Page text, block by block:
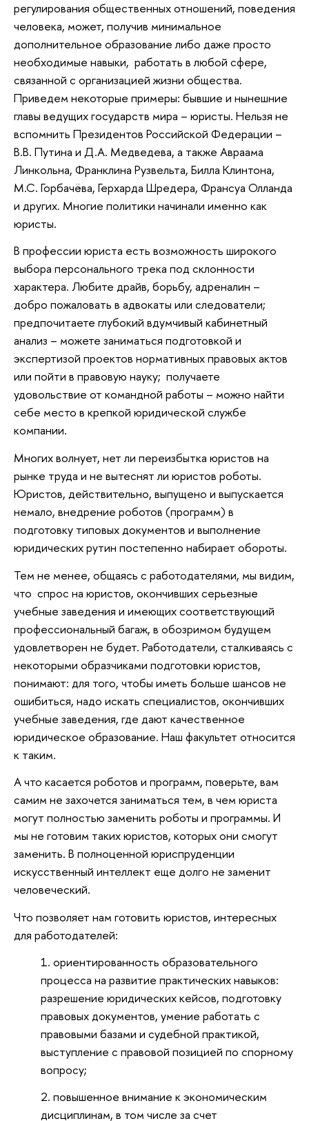
регулирования общественных отношений, поведения
человека, может, получив минимальное
дополнительное образование либо даже просто
необходимые навыки, работать в любой сфере,
связанной с организацией жизни общества.
Приведем некоторые примеры: бывшие и нынешние
главы ведущих государств мира – юристы. Нельзя не
вспомнить Президентов Российской Федерации –
В.В. Путина и Д.А. Медведева, а также Авраама
Линкольна, Франклина Рузвельта, Билла Клинтона,
М.С. Горбачёва, Герхарда Шредера, Франсуа Олланда
и других. Многие политики начинали именно как
юристы.
В профессии юриста есть возможность широкого
выбора персонального трека под склонности
характера. Любите драйв, борьбу, адреналин –
добро пожаловать в адвокаты или следователи;
предпочитаете глубокий вдумчивый кабинетный
анализ – можете заниматься подготовкой и
экспертизой проектов нормативных правовых актов
или пойти в правовую науку; получаете
удовольствие от командной работы – можно найти
себе место в крепкой юридической службе
компании.
Многих волнует, нет ли переизбытка юристов на
рынке труда и не вытеснят ли юристов роботы.
Юристов, действительно, выпущено и выпускается
немало, внедрение роботов (программ) в
подготовку типовых документов и выполнение
юридических рутин постепенно набирает обороты.
Тем не менее, общаясь с работодателями, мы видим,
что спрос на юристов, окончивших серьезные
учебные заведения и имеющих соответствующий
профессиональный багаж, в обозримом будущем
удовлетворен не будет. Работодатели, сталкиваясь с
некоторыми образчиками подготовки юристов,
понимают: для того, чтобы иметь больше шансов не
ошибиться, надо искать специалистов, окончивших
учебные заведения, где дают качественное
юридическое образование. Наш факультет относится
к таким.
А что касается роботов и программ, поверьте, вам
самим не захочется заниматься тем, в чем юриста
могут полностью заменить роботы и программы. И
мы не готовим таких юристов, которых они смогут
заменить. В полноценной юриспруденции
искусственный интеллект еще долго не заменит
человеческий.
Что позволяет нам готовить юристов, интересных
для работодателей:
ориентированность образовательного
процесса на развитие практических навыков:
разрешение юридических кейсов, подготовку
правовых документов, умение работать с
правовыми базами и судебной практикой,
выступление с правовой позицией по спорному
вопросу;
повышенное внимание к экономическим
дисциплинам, в том числе за счет